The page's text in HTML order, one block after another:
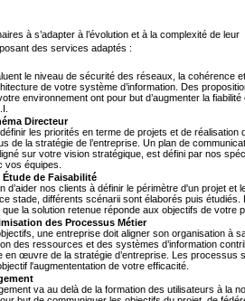
à s’adapter à l’évolution et à la complexité de leur
des services adaptés :
le niveau de sécurité des réseaux, la cohérence
de votre système d’information. Des
environnement ont pour but d’augmenter la fiabilité
Directeur
les priorités en terme de projets et de réalisation
de la stratégie de l’entreprise. Un plan de
sur votre vision stratégique, est défini par nos
vos équipes.
Étude de Faisabilité
d’aider nos clients à définir le périmètre d'un projet et
stade, différents scénarii sont élaborés puis étudiés.
la solution retenue réponde aux objectifs de votre
des Processus Métier
une entreprise doit aligner son organisation à
des ressources et des systèmes d’information
en œuvre de la stratégie d’entreprise. Les processus
l'augmententation de votre efficacité.
va au delà de la formation des utilisateurs à la